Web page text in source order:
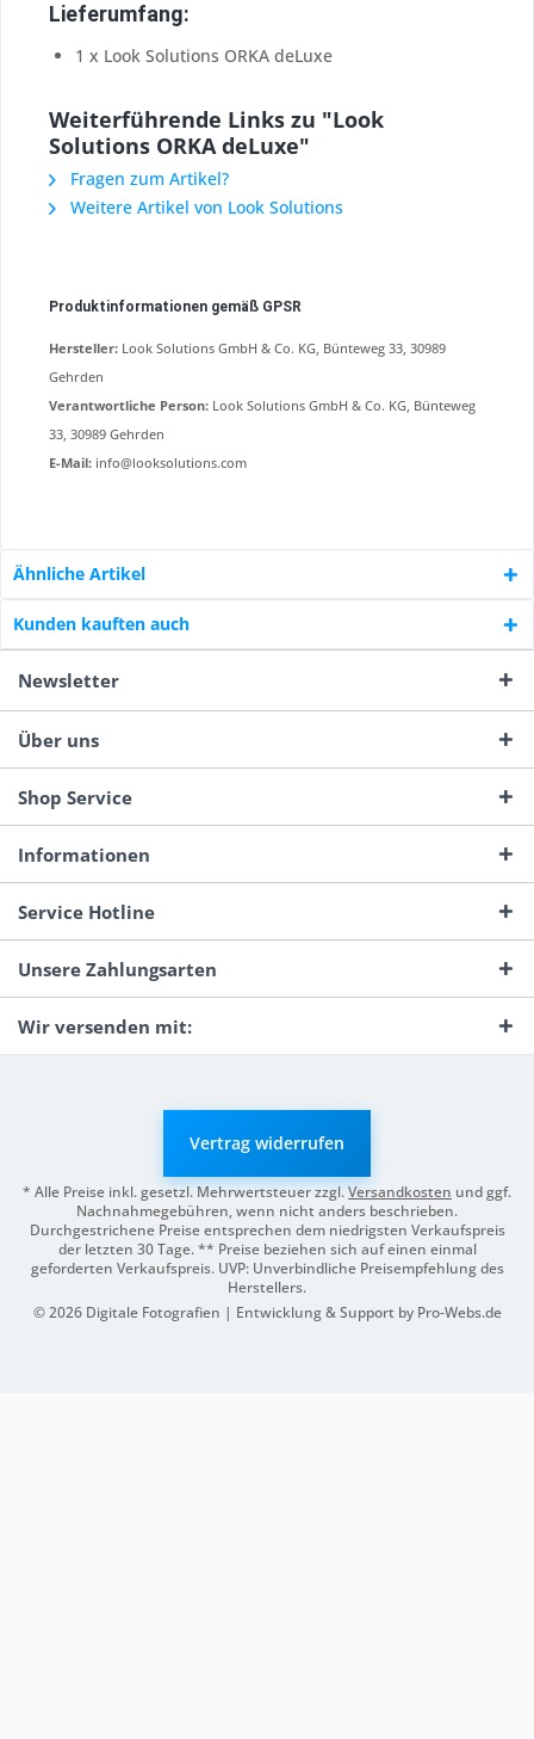
Lieferumfang:
1 x Look Solutions ORKA deLuxe
Weiterführende Links zu "Look
Solutions ORKA deLuxe"
Fragen zum Artikel?
Weitere Artikel von Look Solutions
Produktinformationen gemäß GPSR
Hersteller: Look Solutions GmbH & Co. KG, Bünteweg 33, 30989
Gehrden
Verantwortliche Person: Look Solutions GmbH & Co. KG, Bünteweg
33, 30989 Gehrden
E-Mail: info@looksolutions.com
Ähnliche Artikel
Kunden kauften auch
Newsletter
Über uns
Shop Service
Informationen
Service Hotline
Unsere Zahlungsarten
Wir versenden mit:
Vertrag widerrufen
* Alle Preise inkl. gesetzl. Mehrwertsteuer zzgl.Versandkosten und ggf.
Nachnahmegebühren, wenn nicht anders beschrieben.
Durchgestrichene Preise entsprechen dem niedrigsten Verkaufspreis
der letzten 30 Tage. ** Preise beziehen sich auf einen einmal
geforderten Verkaufspreis. UVP: Unverbindliche Preisempfehlung des
Herstellers.
© 2026 Digitale Fotografien | Entwicklung & Support by Pro-Webs.de